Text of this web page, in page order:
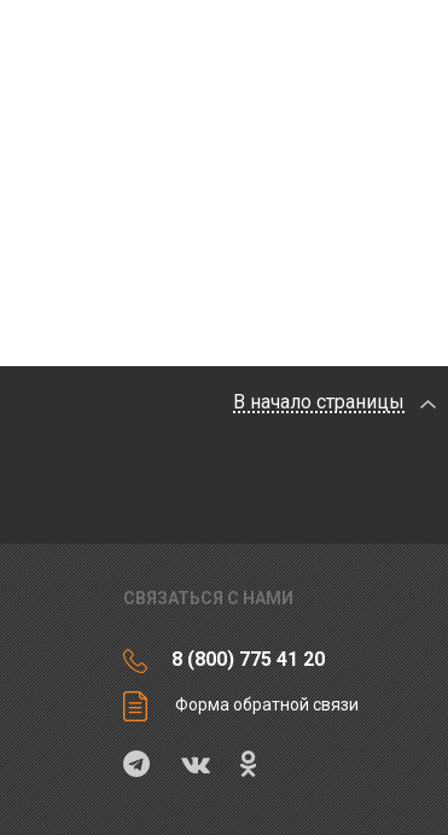
В начало страницы
СВЯЗАТЬСЯ С НАМИ
8 (800) 775 41 20
Форма обратной связи